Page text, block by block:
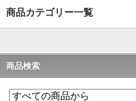
商品カテゴリー一覧
商品検索